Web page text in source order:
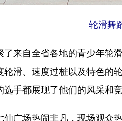
轮滑舞
自全省各地的青少年轮
轮滑、速度过桩以及特色的
选手都展现了他们的风采和
场热闹非凡，现场观众